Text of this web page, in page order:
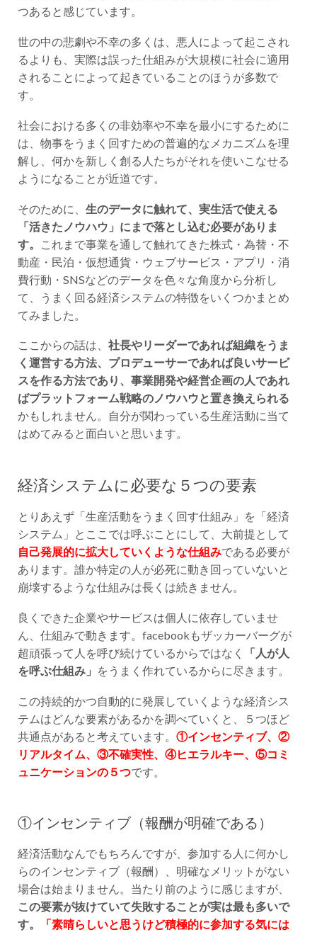
つあると感じています。
世の中の悲劇や不幸の多くは、悪人によって起こされ
るよりも、実際は誤った仕組みが大規模に社会に適用
されることによって起きていることのほうが多数で
す。
社会における多くの非効率や不幸を最小にするために
は、物事をうまく回すための普遍的なメカニズムを理
解し、何かを新しく創る人たちがそれを使いこなせる
ようになることが近道です。
そのために、 生のデータに触れて、実生活で使える
「活きたノウハウ」にまで落とし込む必要がありま
す。
これまで事業を通して触れてきた株式・為替・不
動産・民泊・仮想通貨・ウェブサービス・アプリ・消
費行動・SNSなどのデータを色々な角度から分析し
て、うまく回る経済システムの特徴をいくつかまとめ
てみました。
ここからの話は、 社長やリーダーであれば組織をうま
く運営する方法、プロデューサーであれば良いサービ
スを作る方法であり、事業開発や経営企画の人であれ
ばプラットフォーム戦略のノウハウと置き換えられる
かもしれません。自分が関わっている生産活動に当て
はめてみると面白いと思います。
経済システムに必要な５つの要素
とりあえず「生産活動をうまく回す仕組み」を「経済
システム」とここでは呼ぶことにして、大前提として
自己発展的に拡大していくような仕組みである必要が
あります。誰か特定の人が必死に動き回っていないと
崩壊するような仕組みは長くは続きません。
良くできた企業やサービスは個人に依存していませ
ん、仕組みで動きます。facebookもザッカーバーグが
超頑張って人を呼び続けているからではなく 「人が人
を呼ぶ仕組み」 をうまく作れているからに尽きます。
この持続的かつ自動的に発展していくような経済シス
テムはどんな要素があるかを調べていくと、５つほど
共通点があると考えています。 ①インセンティブ、②
リアルタイム、③不確実性、④ヒエラルキー、⑤コミ
ュニケーションの５つです。
①インセンティブ（報酬が明確である）
経済活動なんでもちろんですが、参加する人に何かし
らのインセンティブ（報酬）、明確なメリットがない
場合は始まりません。当たり前のように感じますが、
この要素が抜けていて失敗することが実は最も多いで
す。
「素晴らしいと思うけど積極的に参加する気には